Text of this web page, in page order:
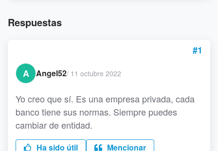
Respuestas
#1
A
Angel52/ 11 octubre 2022
Yo creo que sí. Es una empresa privada, cada
banco tiene sus normas. Siempre puedes
cambiar de entidad.
Ha sido útil Mencionar